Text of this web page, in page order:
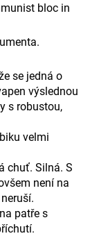
bloc in
se jedná o
výslednou
s robustou,
velmi
chuť. Silná. S
není na
patře s